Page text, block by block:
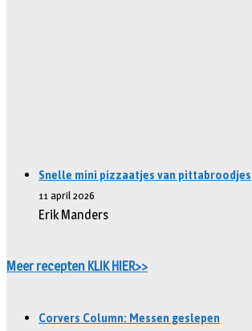
Snelle mini pizzaatjes van pittabroodjes
11 april 2026
Erik Manders
Meer recepten KLIK HIER>>
Corvers Column: Messen geslepen